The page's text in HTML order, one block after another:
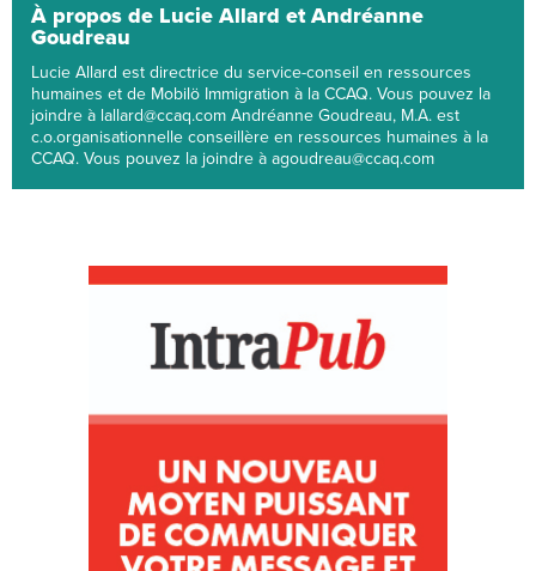
À propos de Lucie Allard et Andréanne
Goudreau
Lucie Allard est directrice du service-conseil en ressources
humaines et de Mobilö Immigration à la CCAQ. Vous pouvez la
joindre à lallard@ccaq.com Andréanne Goudreau, M.A. est
c.o.organisationnelle conseillère en ressources humaines à la
CCAQ. Vous pouvez la joindre à agoudreau@ccaq.com